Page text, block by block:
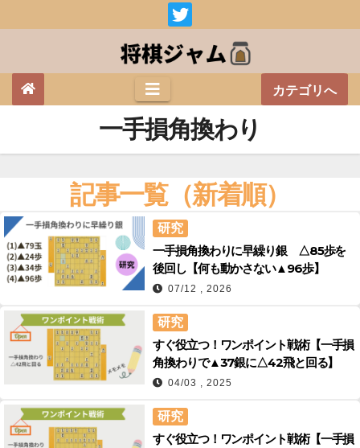
カテゴリへ
一手損角換わり
記事一覧（新着順）
研究
一手損角換わりに早繰り銀 △85歩を
後回し【何も動かさない▲96歩】
07/12 , 2026
研究
すぐ役立つ！ワンポイント戦術【一手損
角換わりで▲37銀に△42飛と回る】
04/03 , 2025
研究
すぐ役立つ！ワンポイント戦術【一手損